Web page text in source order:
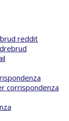
reddit
corrispondenza